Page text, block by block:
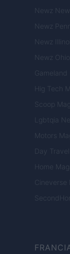
Newz
Newz
Newz
Newz Ohio
Gameland
Hig Tech
Scoop Mag
Lgbtqia
Motors
Day
Home
Cineverse